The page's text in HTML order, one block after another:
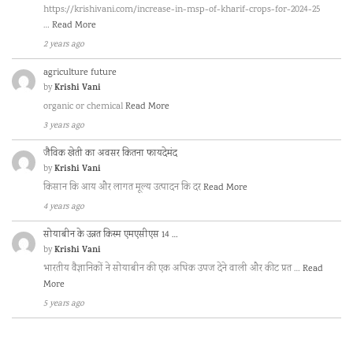
https://krishivani.com/increase-in-msp-of-kharif-crops-for-2024-25
… Read More
2 years ago
agriculture future
byKrishi Vani
organic or chemicalRead More
3 years ago
जैविक खेती का अवसर कितना फायदेमंद
byKrishi Vani
किसान कि आय और लागत मूल्य उत्पादन कि दरRead More
4 years ago
सोयाबीन के उन्नत किस्म एमएसीएस 14 …
byKrishi Vani
भारतीय वैज्ञानिकों ने सोयाबीन की एक अधिक उपज देने वाली और कीट प्रत … Read
More
5 years ago